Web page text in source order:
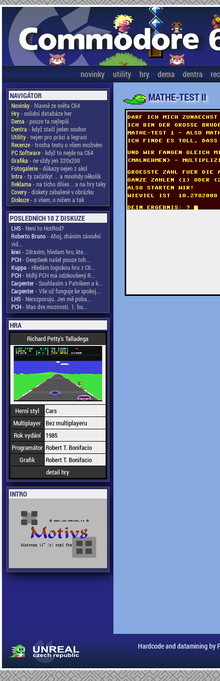
novinky utility hry dema dentra
NAVIGÁTOR
Novinky- hlavně ze světa C64
Hry- solidní databáze her
Dema - pouze ta nejlepší
Dentra - když stačí jeden soubor
Utility- nejen pro práci a legraci
Recenze- trocha textu o všem možném
PC Software- když to nejde na C64
Grafika - ne vždy jen 320x200
Fotogalerie- důkazy nejen z akcí
Intra - ty začátky! ... a mnohdy několik
Reklama - na ticho dňies .. a na hry taky
Covery- diskety zabalené v obrázku
Diskuze- o všem, o ničem a tak
POSLEDNÍCH 10 Z DISKUZE
LHS- Není to HotRod?
Roberto Bruno- Ahoj, sháním závodní
vid...
kiwi - Zdravim, hledam hru, kte...
PCH- DeepSeek našel pouze toh...
Kuppa - Hledám logickou hru z C6...
PCH- Mdlý PCH má odzkoušený R...
Carpenter- Souhlasím s Patrikem a k...
Carpenter- Vše už funguje ke spokoj...
LHS- Nerozporuju. Jen mě poba...
PCH- Mas dve moznosti. 1. bu...
HRA
Richard Petty's Talladega
Herní styl
Cars
Multiplayer Bez multiplayeru
Rok vydání
1985
Programátor Robert T. Bonifacio
Grafik
Robert T. Bonifacio
detail hry
INTRO
MATHE-TEST II
Hardcode and datamining by